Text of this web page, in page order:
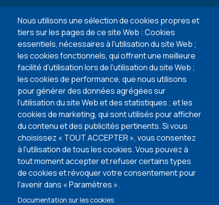
Nous utilisons une sélection de cookies propres et
tiers sur les pages de ce site Web : Cookies
essentiels, nécessaires à l'utilisation du site Web ;
les cookies fonctionnels, qui offrent une meilleure
facilité d'utilisation lors de l'utilisation du site Web ;
les cookies de performance, que nous utilisons
pour générer des données agrégées sur
l'utilisation du site Web et des statistiques ; et les
cookies de marketing, qui sont utilisés pour afficher
du contenu et des publicités pertinents. Si vous
choisissez « TOUT ACCEPTER », vous consentez
à l'utilisation de tous les cookies. Vous pouvez à
tout moment accepter et refuser certains types
de cookies et révoquer votre consentement pour
l'avenir dans « Paramètres ».
Documentation sur les cookies
6 façons de trouver un terrain à bâtir
lire l'article
5 points d’attention lors de l’achat de votre
terrain à bâtir
lire l'article
VISITEZ NOS MAISONS TÉMOINS